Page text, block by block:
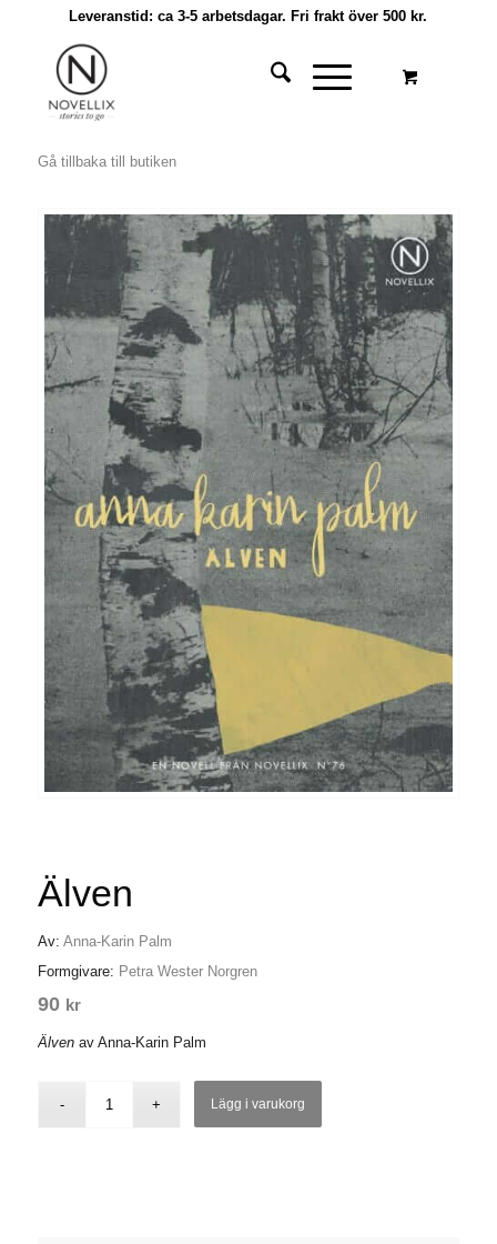
Leveranstid: ca 3-5 arbetsdagar. Fri frakt över 500 kr.
Gå tillbaka till butiken
Älven
Av: Anna-Karin Palm
Formgivare: Petra Wester Norgren
90 kr
Älvenav Anna-Karin Palm
Lägg i varukorg